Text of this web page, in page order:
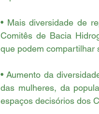
• Mais diversidade de
Comitês de Bacia
que podem compartilhar
• Aumento da
das mulheres, da
espaços decisórios dos